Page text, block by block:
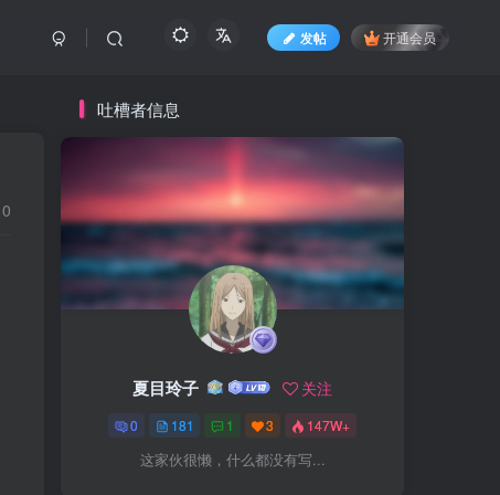
发帖 开通会员
0
吐槽者信息
夏目玲子 关注
0 181 1 3 147W+
这家伙很懒，什么都没有写...